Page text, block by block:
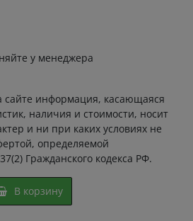
у менеджера
сайте информация, касающаяся
наличия и стоимости, носит
и ни при каких условиях не
определяемой
Гражданского кодекса РФ.
В корзину